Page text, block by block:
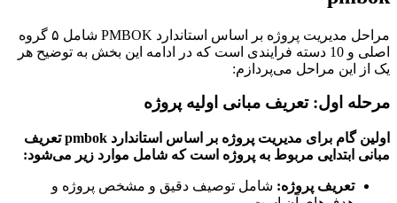
مراحل مدیریت پروژه بر اساس استاندارد PMBOK شامل ۵ گروه
اصلی و 10 دسته فرایندی است که در ادامه این بخش به توضیح هر
این مراحل می‌پردازم:
اول: تعریف مبانی اولیه پروژه
اولین گام برای مدیریت پروژه بر اساس استاندارد pmbok تعریف
ابتدایی مربوط به پروژه است که شامل موارد زیر می‌شود:
تعریف پروژه: شامل توصیف دقیق و مشخص پروژه و